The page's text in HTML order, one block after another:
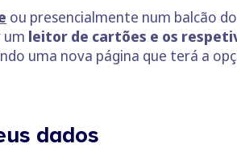
ou presencialmente num balcão
um leitor de cartões e os
uma nova página que terá a
dados